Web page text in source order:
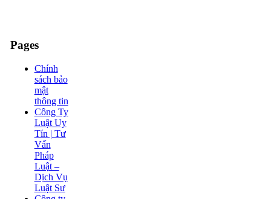
Pages
Chính
sách bảo
mật
thông tin
Công Ty
Luật Uy
Tín | Tư
Vấn
Pháp
Luật –
Dịch Vụ
Luật Sư